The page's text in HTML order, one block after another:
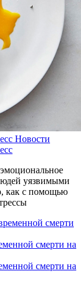
Новости
уязвимыми
как с помощью
смерти на
смерти на